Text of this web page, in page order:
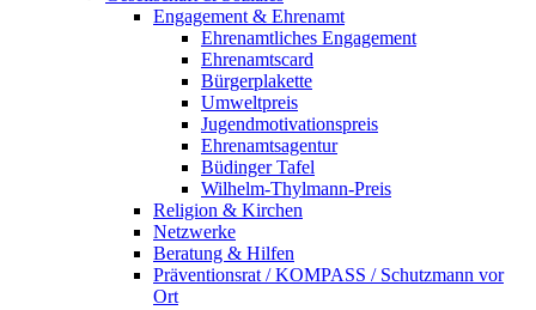
Engagement & Ehrenamt
Ehrenamtliches Engagement
Ehrenamtscard
Bürgerplakette
Umweltpreis
Jugendmotivationspreis
Ehrenamtsagentur
Büdinger Tafel
Wilhelm-Thylmann-Preis
Religion & Kirchen
Netzwerke
Beratung & Hilfen
Präventionsrat / KOMPASS / Schutzmann vor
Ort